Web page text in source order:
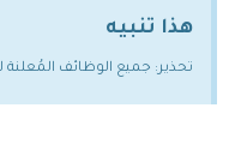
هذا تنبيه
تحذير: جميع الوظائف